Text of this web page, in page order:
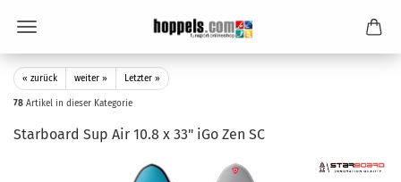
« zurück weiter » Letzter »
78 Artikel in dieser Kategorie
Starboard Sup Air 10.8 x 33" iGo Zen SC